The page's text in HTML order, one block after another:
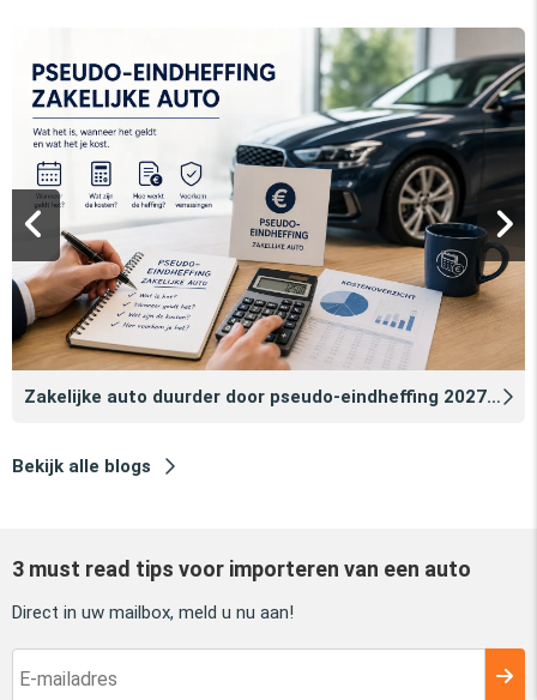
Zakelijke auto duurder door pseudo‑eindheffing 2027: zo voorkomt u dat
Bekijk alle blogs
3 must read tips voor importeren van een auto
Direct in uw mailbox, meld u nu aan!